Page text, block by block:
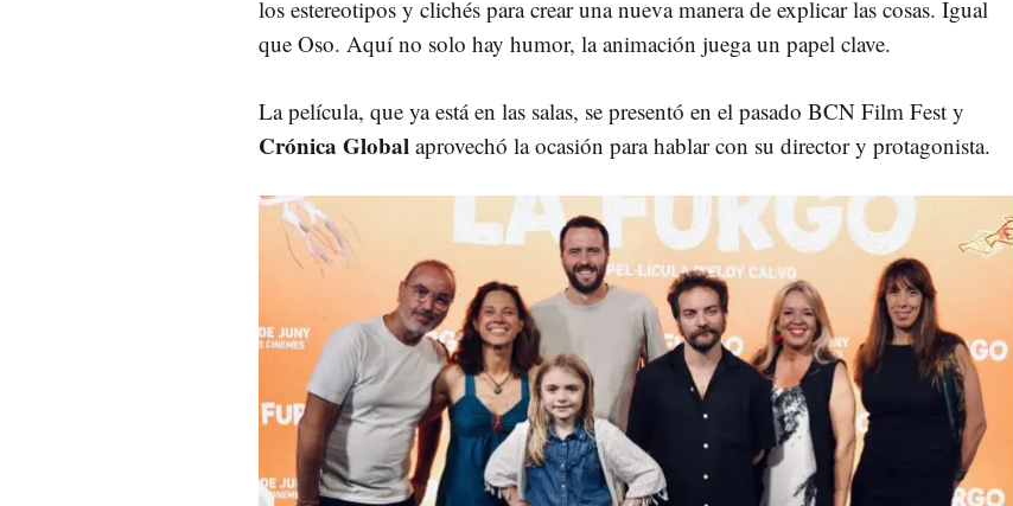
los estereotipos y clichés para crear una nueva manera de explicar las cosas. Igual
que Oso. Aquí no solo hay humor, la animación juega un papel clave.
La película, que ya está en las salas, se presentó en el pasado BCN Film Fest y
Crónica Global aprovechó la ocasión para hablar con su director y protagonista.